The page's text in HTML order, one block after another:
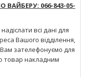
066-843-05-
всі дані для
Вашого відділення,
зателефонуємо для
товар накладним